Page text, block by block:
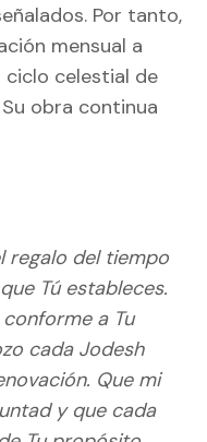
Por tanto,
mensual a
ciclo celestial de
obra continua
regalo del tiempo
Tú estableces.
a Tu
cada Jodesh
Que mi
y que cada